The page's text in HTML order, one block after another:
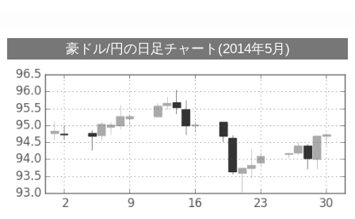
豪ドル/円の日足チャート(2014年5月)